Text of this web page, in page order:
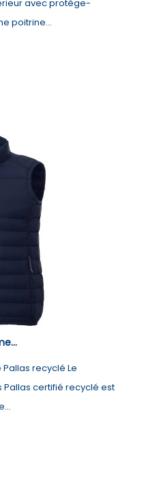
avec protège-
poitrine...
recyclé Le
certifié recyclé est